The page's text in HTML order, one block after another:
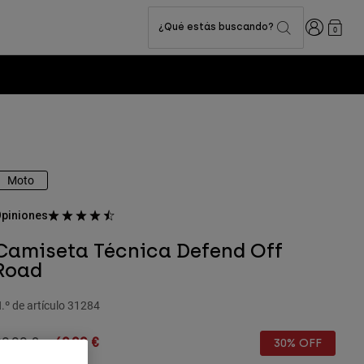
¿Qué estás buscando? Iniciar0
Moto
Técnica Defend Off
de artículo 31284
reduced from
€to69,99 € 30% OFF